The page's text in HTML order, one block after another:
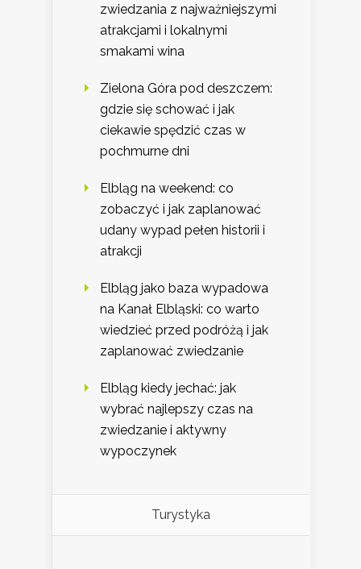
zwiedzania z najważniejszymi
atrakcjami i lokalnymi
smakami wina
Zielona Góra pod deszczem:
gdzie się schować i jak
ciekawie spędzić czas w
pochmurne dni
Elbląg na weekend: co
zobaczyć i jak zaplanować
udany wypad pełen historii i
atrakcji
Elbląg jako baza wypadowa
na Kanał Elbląski: co warto
wiedzieć przed podróżą i jak
zaplanować zwiedzanie
Elbląg kiedy jechać: jak
wybrać najlepszy czas na
zwiedzanie i aktywny
wypoczynek
Turystyka